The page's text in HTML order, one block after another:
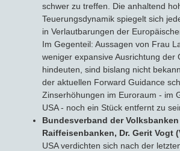
schwer zu treffen. Die anhaltend
Teuerungsdynamik spiegelt sich
in Verlautbarungen der
Im Gegenteil: Aussagen von Frau
weniger expansive Ausrichtung der
hindeuten, sind bislang nicht
der aktuellen Forward Guidance
Zinserhöhungen im Euroraum - im
USA - noch ein Stück entfernt zu
Bundesverband der
Raiffeisenbanken, Dr. Gerit Vogt
USA verdichten sich nach der